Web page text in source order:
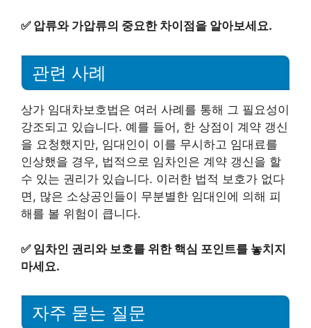
✅ 압류와 가압류의 중요한 차이점을 알아보세요.
관련 사례
상가 임대차보호법은 여러 사례를 통해 그 필요성이
강조되고 있습니다. 예를 들어, 한 상점이 계약 갱신
을 요청했지만, 임대인이 이를 무시하고 임대료를
인상했을 경우, 법적으로 임차인은 계약 갱신을 할
수 있는 권리가 있습니다. 이러한 법적 보호가 없다
면, 많은 소상공인들이 무분별한 임대인에 의해 피
해를 볼 위험이 큽니다.
✅ 임차인 권리와 보호를 위한 핵심 포인트를 놓치지
마세요.
자주 묻는 질문